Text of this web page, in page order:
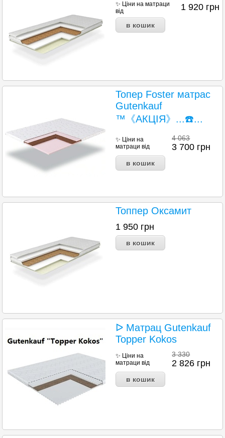
✨ Ціни на матраци
від
1 920 грн
Топер Foster матрас
Gutenkauf
™《АКЦІЯ》...☎️...
✨ Ціни на
матраци від
4 063
3 700 грн
Топпер Оксамит
1 950 грн
ᐅ Матрац Gutenkauf
Topper Kokos
✨ Ціни на
матраци від
3 330
2 826 грн